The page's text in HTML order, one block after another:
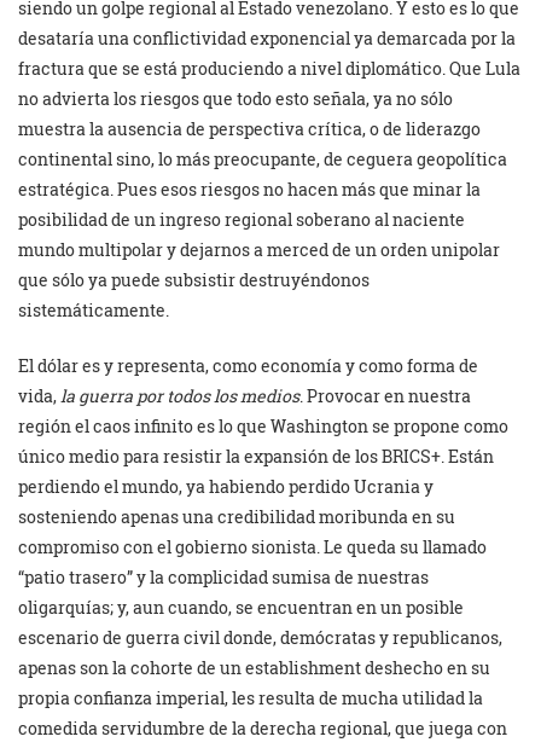
siendo un golpe regional al Estado venezolano. Y esto es lo que
desataría una conflictividad exponencial ya demarcada por la
fractura que se está produciendo a nivel diplomático. Que Lula
no advierta los riesgos que todo esto señala, ya no sólo
muestra la ausencia de perspectiva crítica, o de liderazgo
continental sino, lo más preocupante, de ceguera geopolítica
estratégica. Pues esos riesgos no hacen más que minar la
posibilidad de un ingreso regional soberano al naciente
mundo multipolar y dejarnos a merced de un orden unipolar
que sólo ya puede subsistir destruyéndonos
sistemáticamente.
El dólar es y representa, como economía y como forma de
vida,la guerra por todos los medios. Provocar en nuestra
región el caos infinito es lo que Washington se propone como
único medio para resistir la expansión de los BRICS+. Están
perdiendo el mundo, ya habiendo perdido Ucrania y
sosteniendo apenas una credibilidad moribunda en su
compromiso con el gobierno sionista. Le queda su llamado
“patio trasero” y la complicidad sumisa de nuestras
oligarquías; y, aun cuando, se encuentran en un posible
escenario de guerra civil donde, demócratas y republicanos,
apenas son la cohorte de un establishment deshecho en su
propia confianza imperial, les resulta de mucha utilidad la
comedida servidumbre de la derecha regional, que juega con